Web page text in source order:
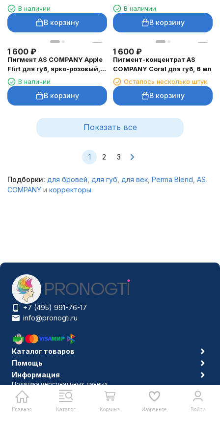
6 млВ наличии
В корзину
розовый, 6 мл
В наличии
В корзину
1 600 ₽
Пигмент AS COMPANY Apple
Flirt для губ, ярко-розовый, 6
мл В наличии
В корзину
1 600 ₽
Пигмент-концентрат AS
COMPANY Coral для губ, 6 мл
Осталось несколько штук
В корзину
Показать все
1 2 3
Подборки: для бровей для губ для век Perma Blend AS
COMPANY и корректоры.
Главная Каталог Корзина Избранное Войти
+7 (495) 991-76-17
info@pronogti.ru
Каталог товаров
Помощь
Информация
Политика персональных данных
© 2006-2026 Pronogti.ru